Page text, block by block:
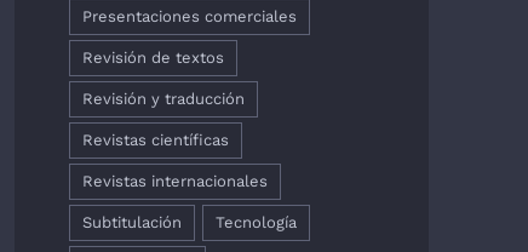
Presentaciones comerciales
Revisión de textos
Revisión y traducción
Revistas científicas
Revistas internacionales
Subtitulación Tecnología